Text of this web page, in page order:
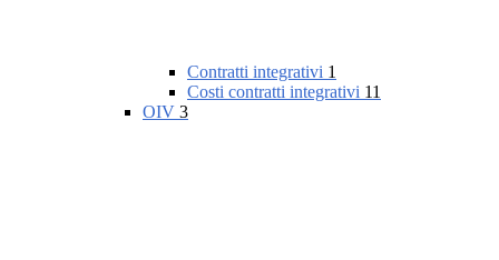
Contratti integrativi 1
Costi contratti integrativi 11
OIV 3